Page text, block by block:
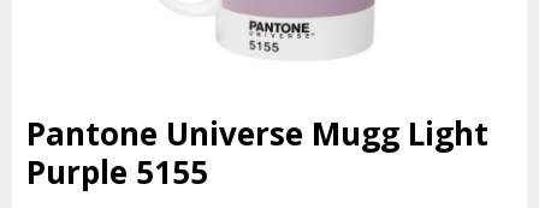
Pantone Universe Mugg Light
Purple 5155